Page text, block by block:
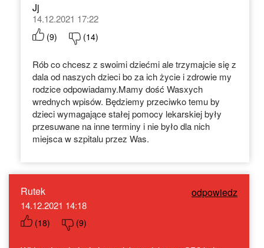
Jj
14.12.2021 17:22
(9) (14)
Rób co chcesz z swoimi dziećmi ale trzymajcie się z
dala od naszych dzieci bo za ich życie i zdrowie my
rodzice odpowiadamy.Mamy dość Wasxych
wrednych wpisów. Będziemy przeciwko temu by
dzieci wymagające stałej pomocy lekarskiej były
przesuwane na inne terminy i nie było dla nich
miejsca w szpitalu przez Was.
Rutek odpowiedz
14.12.2021 14:18
(18) (9)